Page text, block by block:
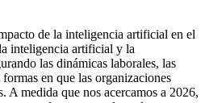
de la inteligencia artificial en el
inteligencia artificial y la
las dinámicas laborales, las
en que las organizaciones
A medida que nos acercamos a 2026,